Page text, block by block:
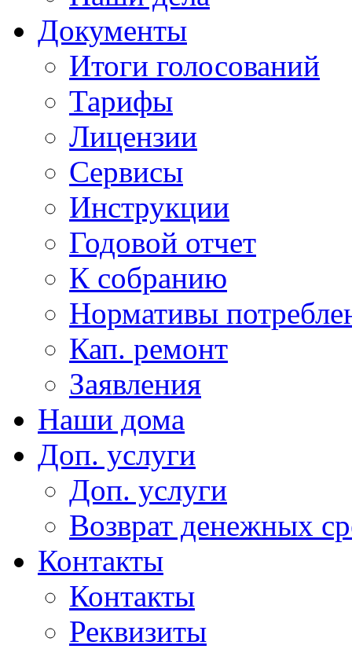
Документы
Итоги голосований
Тарифы
Лицензии
Сервисы
Инструкции
Годовой отчет
К собранию
Нормативы
Кап. ремонт
Заявления
Наши дома
Доп. услуги
Доп. услуги
Возврат денежных
Контакты
Контакты
Реквизиты